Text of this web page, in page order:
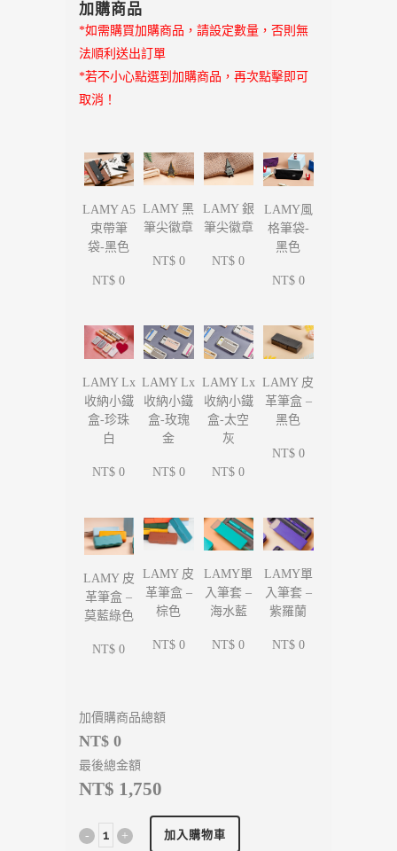
加購商品
*如需購買加購商品，請設定數量，否則無
法順利送出訂單
*若不小心點選到加購商品，再次點擊即可
取消！
LAMY A5
束帶筆
袋-黑色
NT$ 0
LAMY 黑
筆尖徽章
NT$ 0
LAMY 銀
筆尖徽章
NT$ 0
LAMY風
格筆袋-
黑色
NT$ 0
LAMY Lx
收納小鐵
盒-珍珠
白
NT$ 0
LAMY Lx
收納小鐵
盒-玫瑰
金
NT$ 0
LAMY Lx
收納小鐵
盒-太空
灰
NT$ 0
LAMY 皮
革筆盒 –
黑色
NT$ 0
LAMY 皮
革筆盒 –
莫藍綠色
NT$ 0
LAMY 皮
革筆盒 –
棕色
NT$ 0
LAMY單
入筆套 –
海水藍
NT$ 0
LAMY單
入筆套 –
紫羅蘭
NT$ 0
加價購商品總額
NT$ 0
最後總金額
NT$ 1,750
加入購物車